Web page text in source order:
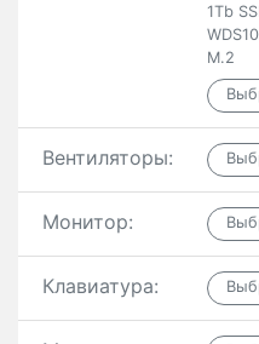
1Tb
M.2
Вентиляторы:
Монитор:
Клавиатура: